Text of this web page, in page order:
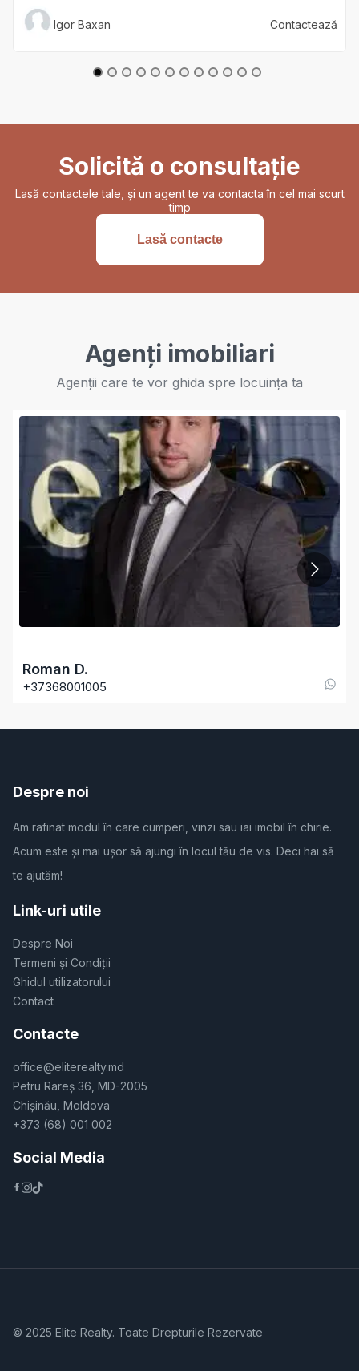
Igor Baxan Contactează
Solicită o consultație
Lasă contactele tale, și un agent te va contacta în cel mai scurt
timp
Lasă contacte
Agenți imobiliari
Agenții care te vor ghida spre locuința ta
Roman D.
+37368001005
Despre noi
Am rafinat modul în care cumperi, vinzi sau iai imobil în chirie.
Acum este și mai ușor să ajungi în locul tău de vis. Deci hai să
te ajutăm!
Link-uri utile
Despre Noi
Termeni și Condiții
Ghidul utilizatorului
Contact
Contacte
office@eliterealty.md
Petru Rareș 36, MD-2005
Chișinău, Moldova
+373 (68) 001 002
Social Media
© 2025 Elite Realty. Toate Drepturile Rezervate